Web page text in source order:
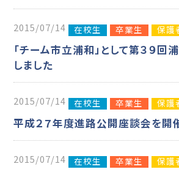
2015/07/14 在校生 卒業生 保護
「チーム市立浦和」として第３９回
しました
2015/07/14 在校生 卒業生 保護
平成２７年度進路公開座談会を開
2015/07/14 在校生 卒業生 保護